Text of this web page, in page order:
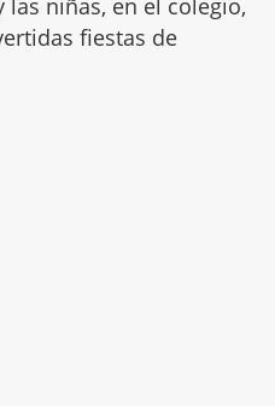
niñas, en el colegio,
fiestas de